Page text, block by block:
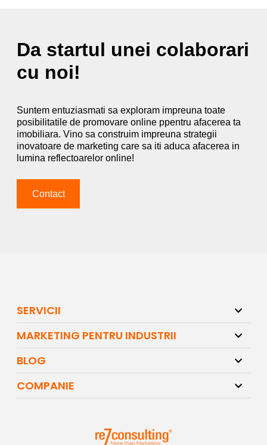
Da startul unei colaborari
cu noi!
Suntem entuziasmati sa exploram impreuna toate
posibilitatile de promovare online ppentru afacerea ta
imobiliara. Vino sa construim impreuna strategii
inovatoare de marketing care sa iti aduca afacerea in
lumina reflectoarelor online!
Contact
SERVICII
MARKETING PENTRU INDUSTRII
BLOG
COMPANIE